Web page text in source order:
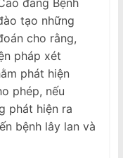
đẳng Bệnh
tạo những
cho rằng,
pháp xét
phát hiện
phép, nếu
phát hiện ra
bệnh lây lan và